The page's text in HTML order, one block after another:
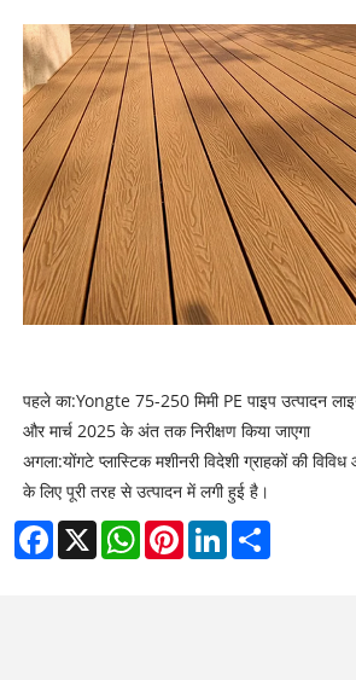
पहले का:Yongte 75-250 मिमी PE पाइप उत्पादन
और मार्च 2025 के अंत तक निरीक्षण किया जाएगा
अगला:योंगटे प्लास्टिक मशीनरी विदेशी ग्राहकों की
के लिए पूरी तरह से उत्पादन में लगी हुई है।
Facebook
X WhatsAppPinterestLinkedIn